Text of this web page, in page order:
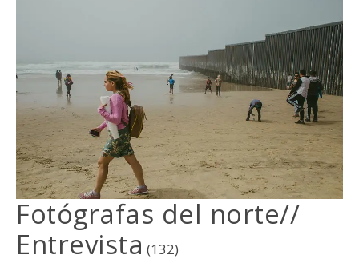
Fotógrafas del norte//
Entrevista (132)